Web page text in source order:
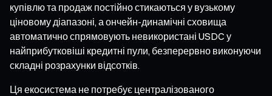
купівлю та продаж постійно стикаються у вузькому
ціновому діапазоні, а ончейн-динамічні сховища
автоматично спрямовують невикористані USDC у
найприбутковіші кредитні пули, безперервно виконуючи
складні розрахунки відсотків.
Ця екосистема не потребує централізованого